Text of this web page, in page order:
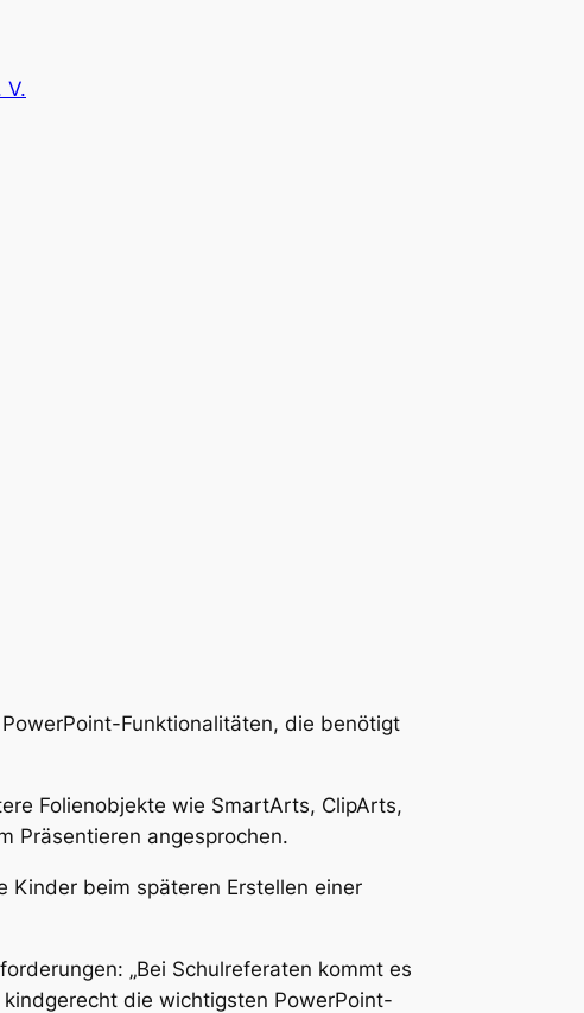
V.
Funktionalitäten, die benötigt
Folienobjekte wie SmartArts, ClipArts,
Präsentieren angesprochen.
Kinder beim späteren Erstellen einer
„Bei Schulreferaten kommt es
die wichtigsten PowerPoint-